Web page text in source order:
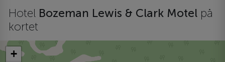
Hotel Bozeman Lewis & Clark Motel på
kortet
+